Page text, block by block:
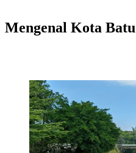
Mengenal Kota Batu